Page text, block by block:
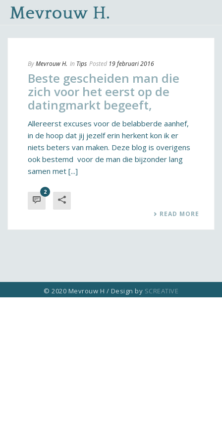
ByMevrouw H. In Tips Posted 19 februari 2016
Beste gescheiden man die
zich voor het eerst op de
datingmarkt begeeft,
Allereerst excuses voor de belabberde aanhef,
in de hoop dat jij jezelf erin herkent kon ik er
niets beters van maken. Deze blog is overigens
ook bestemd voor de man die bijzonder lang
samen met [...]
2
READ MORE
© 2020 Mevrouw H / Design by SCREATIVE